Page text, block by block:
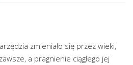
zmieniało się przez wieki,
a pragnienie ciągłego jej